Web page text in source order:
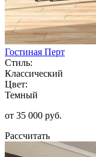
Гостиная Перт
Стиль:
Классический
Цвет:
Темный
от 35 000 руб.
Рассчитать